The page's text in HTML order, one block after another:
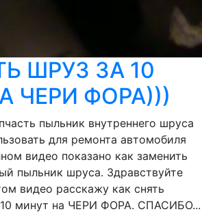
ШРУЗ ЗА 10
ЧЕРИ ФОРА)))
пыльник внутреннего шруса
для ремонта автомобиля
видео показано как заменить
пыльник шруса. Здравствуйте
видео расскажу как снять
минут на ЧЕРИ ФОРА. СПАСИБО...